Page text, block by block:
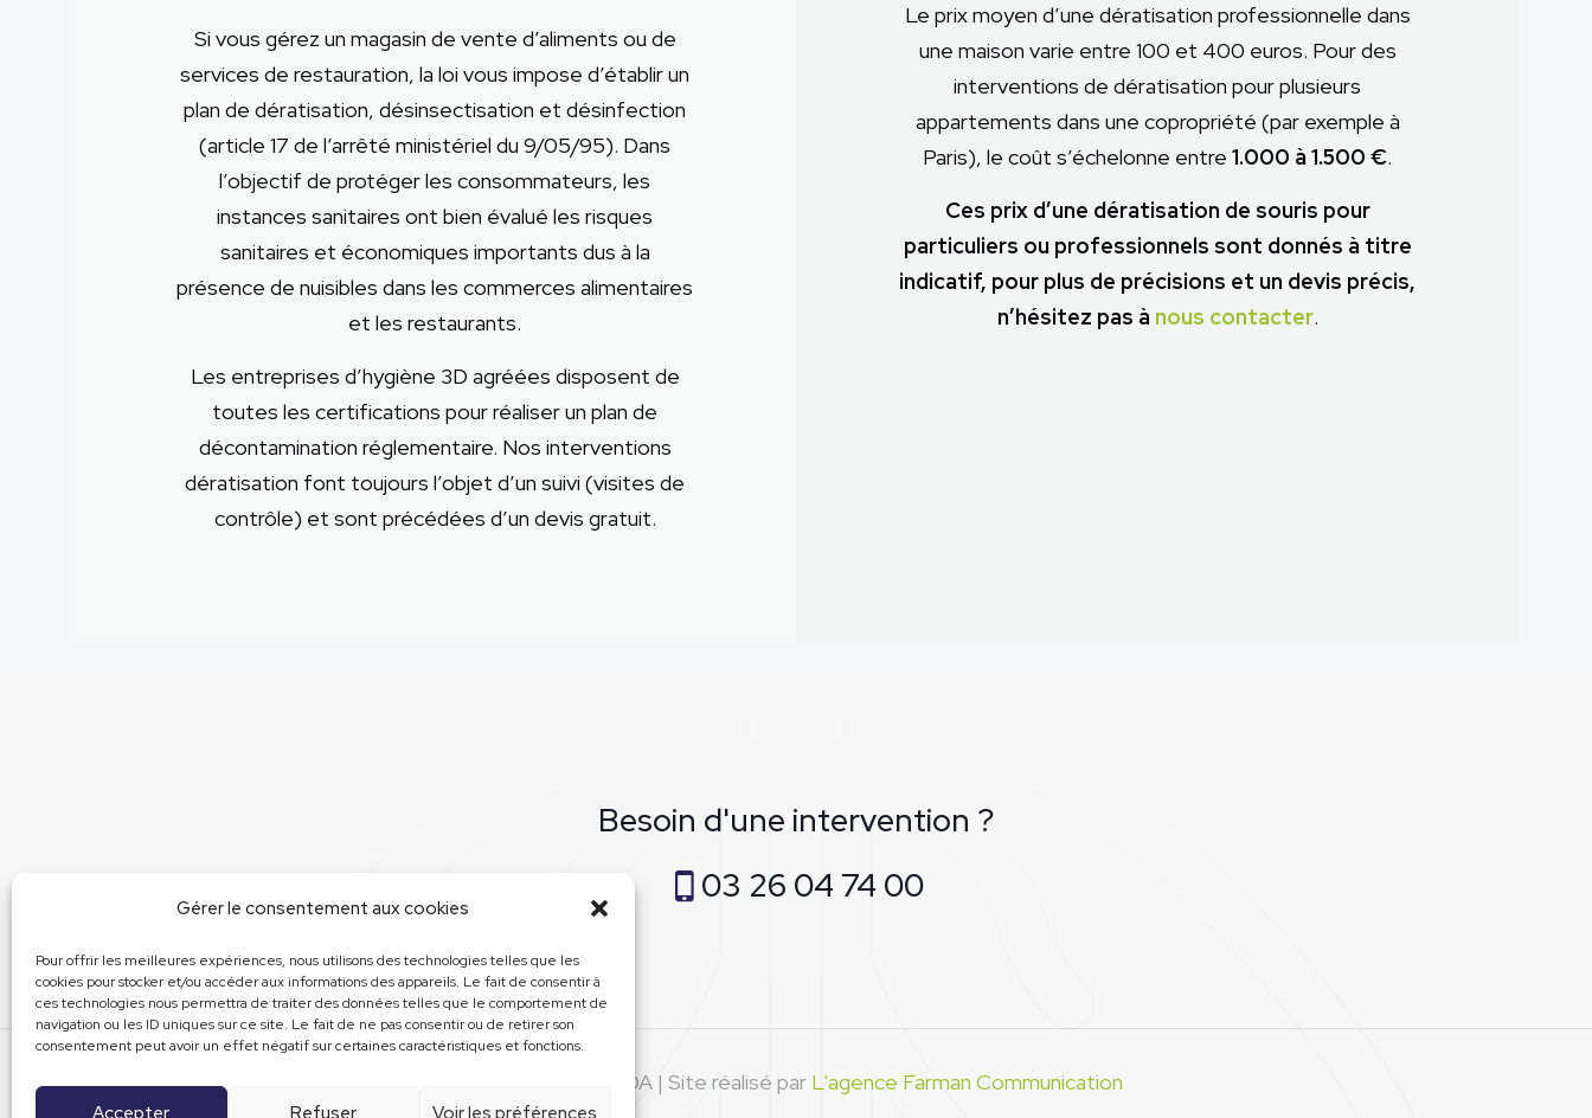
Gérer le consentement aux cookies
Pour offrir les meilleures expériences, nous utilisons des technologies telles que les
cookies pour stocker et/ou accéder aux informations des appareils. Le fait de consentir à
ces technologies nous permettra de traiter des données telles que le comportement de
navigation ou les ID uniques sur ce site. Le fait de ne pas consentir ou de retirer son
consentement peut avoir un effet négatif sur certaines caractéristiques et fonctions.
Accepter Refuser Voir les préférences
Si vous gérez un magasin de vente d’aliments ou de
services de restauration, la loi vous impose d’établir un
plan de dératisation, désinsectisation et désinfection
(article 17 de l’arrêté ministériel du 9/05/95). Dans
l’objectif de protéger les consommateurs, les
instances sanitaires ont bien évalué les risques
sanitaires et économiques importants dus à la
présence de nuisibles dans les commerces alimentaires
et les restaurants.
Les entreprises d’hygiène 3D agréées disposent de
toutes les certifications pour réaliser un plan de
décontamination réglementaire. Nos interventions
dératisation font toujours l’objet d’un suivi (visites de
contrôle) et sont précédées d’un devis gratuit.
Le prix moyen d’une dératisation professionnelle dans
une maison varie entre 100 et 400 euros. Pour des
interventions de dératisation pour plusieurs
appartements dans une copropriété (par exemple à
Paris), le coût s’échelonne entre 1.000 à 1.500 €.
Ces prix d’une dératisation de souris pour
particuliers ou professionnels sont donnés à titre
indicatif, pour plus de précisions et un devis précis,
n’hésitez pas à nous contacter.
Besoin d'une intervention ?
03 26 04 74 00
© 2022 LA CAMDA | Site réalisé par L'agence Farman Communication